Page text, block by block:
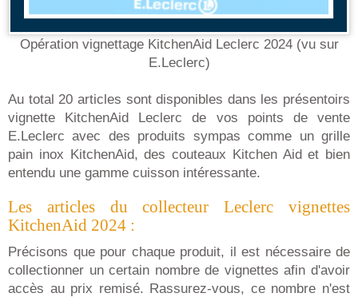
Opération vignettage KitchenAid Leclerc 2024 (vu sur
E.Leclerc)
Au total 20 articles sont disponibles dans les présentoirs
vignette KitchenAid Leclerc de vos points de vente
E.Leclerc avec des produits sympas comme un grille
pain inox KitchenAid, des couteaux Kitchen Aid et bien
entendu une gamme cuisson intéressante.
Les articles du collecteur Leclerc vignettes
KitchenAid 2024 :
Précisons que pour chaque produit, il est nécessaire de
collectionner un certain nombre de vignettes afin d'avoir
accès au prix remisé. Rassurez-vous, ce nombre n'est